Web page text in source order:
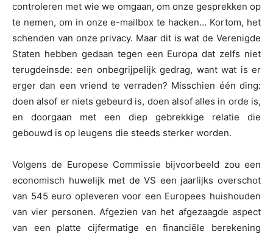
controleren met wie we omgaan, om onze gesprekken op
te nemen, om in onze e-mailbox te hacken… Kortom, het
schenden van onze privacy. Maar dit is wat de Verenigde
Staten hebben gedaan tegen een Europa dat zelfs niet
terugdeinsde: een onbegrijpelijk gedrag, want wat is er
erger dan een vriend te verraden? Misschien één ding:
doen alsof er niets gebeurd is, doen alsof alles in orde is,
en doorgaan met een diep gebrekkige relatie die
gebouwd is op leugens die steeds sterker worden.
Volgens de Europese Commissie bijvoorbeeld zou een
economisch huwelijk met de VS een jaarlijks overschot
van 545 euro opleveren voor een Europees huishouden
van vier personen. Afgezien van het afgezaagde aspect
van een platte cijfermatige en financiële berekening